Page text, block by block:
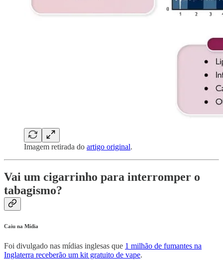
Imagem retirada do artigo original.
Vai um cigarrinho para interromper o
tabagismo?
Caiu na Mídia
Foi divulgado nas mídias inglesas que 1 milhão de fumantes na
Inglaterra receberão um kit gratuito de vape.